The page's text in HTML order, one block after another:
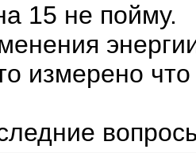
15 не пойму.
измерено